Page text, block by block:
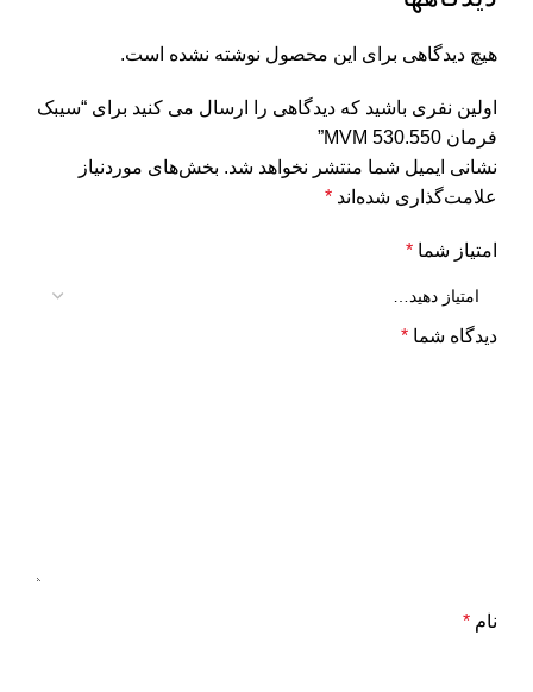
هیچ دیدگاهی برای این محصول نوشته نشده است.
اولین نفری باشید که دیدگاهی را ارسال می کنید برای “سیبک
فرمان MVM 530.550”
نشانی ایمیل شما منتشر نخواهد شد. بخش‌های موردنیاز
علامت‌گذاری شده‌اند *
امتیاز شما *
دیدگاه شما *
نام *